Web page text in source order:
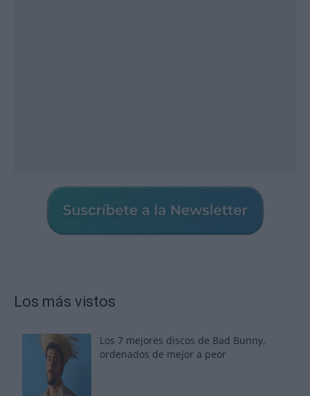
Los más vistos
Los 7 mejores discos de Bad Bunny,
ordenados de mejor a peor